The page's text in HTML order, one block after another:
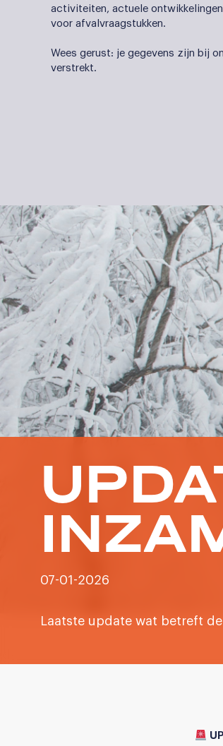
activiteiten, actuele
voor afvalvraagstukken.
Wees gerust: je gegevens zijn bij
verstrekt.
07-01-2026
Laatste update wat betreft